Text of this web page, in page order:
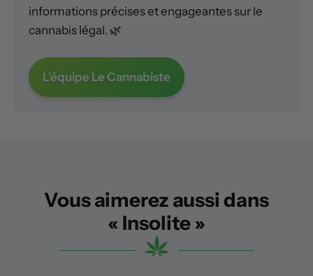
informations précises et engageantes sur le
cannabis légal. 🌿
L'équipe Le Cannabiste
Vous aimerez aussi dans
« Insolite »